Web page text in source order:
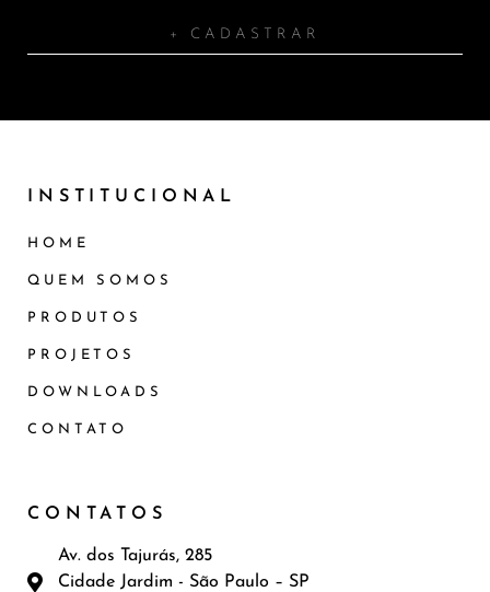
+ CADASTRAR
INSTITUCIONAL
HOME
QUEM SOMOS
PRODUTOS
PROJETOS
DOWNLOADS
CONTATO
CONTATOS
Av. dos Tajurás, 285
Cidade Jardim - São Paulo – SP